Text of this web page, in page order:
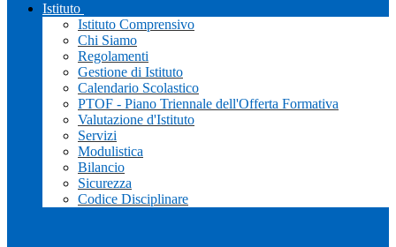
Istituto
Istituto Comprensivo
Chi Siamo
Regolamenti
Gestione di Istituto
Calendario Scolastico
PTOF - Piano Triennale dell'Offerta Formativa
Valutazione d'Istituto
Servizi
Modulistica
Bilancio
Sicurezza
Codice Disciplinare